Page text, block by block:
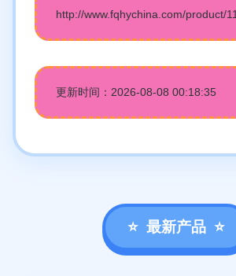
http://www.fqhychina.com/product/
更新时间：2026-08-08 00:18:35
最新产品